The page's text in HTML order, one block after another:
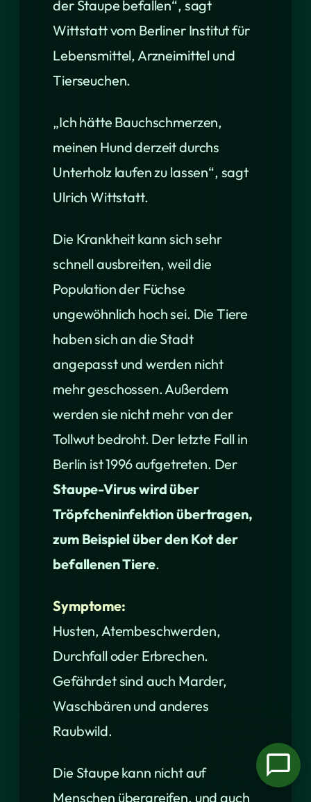
der Staupe befallen“, sagt
Wittstatt vom Berliner Institut für
Lebensmittel, Arzneimittel und
Tierseuchen.
„Ich hätte Bauchschmerzen,
meinen Hund derzeit durchs
Unterholz laufen zu lassen“, sagt
Ulrich Wittstatt.
Die Krankheit kann sich sehr
schnell ausbreiten, weil die
Population der Füchse
ungewöhnlich hoch sei. Die Tiere
haben sich an die Stadt
angepasst und werden nicht
mehr geschossen. Außerdem
werden sie nicht mehr von der
Tollwut bedroht. Der letzte Fall in
Berlin ist 1996 aufgetreten. Der
Staupe-Virus wird über
Tröpfcheninfektion übertragen,
zum Beispiel über den Kot der
befallenen Tiere.
Symptome:
Husten, Atembeschwerden,
Durchfall oder Erbrechen.
Gefährdet sind auch Marder,
Waschbären und anderes
Raubwild.
Die Staupe kann nicht auf
Menschen übergreifen, und auch